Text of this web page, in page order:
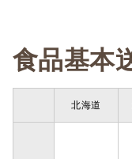
食品
北海道